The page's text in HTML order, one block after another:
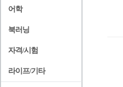
어학
북러닝
자격/시험
라이프/기타